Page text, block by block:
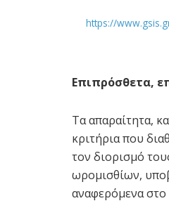
https://
Επιπρόσθετα,
Τα απαραίτητα,
κριτήρια που
τον διορισμό
ωρομισθίων,
αναφερόμενα στο